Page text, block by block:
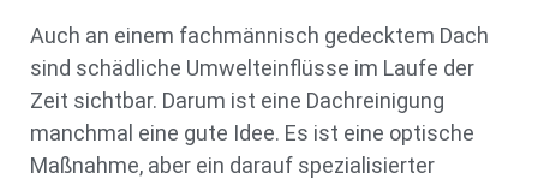
Auch an einem fachmännisch gedecktem Dach
sind schädliche Umwelteinflüsse im Laufe der
Zeit sichtbar. Darum ist eine Dachreinigung
manchmal eine gute Idee. Es ist eine optische
Maßnahme, aber ein darauf spezialisierter